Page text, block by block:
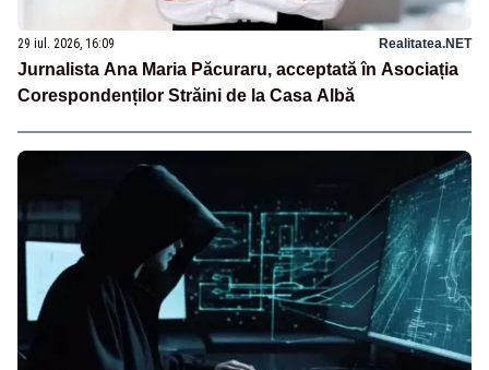
29 iul. 2026, 16:09 Realitatea.NET
Jurnalista Ana Maria Păcuraru, acceptată în Asociația
Corespondenților Străini de la Casa Albă